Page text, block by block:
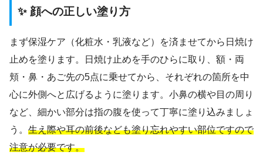
✨ 顔への正しい塗り方
まず保湿ケア（化粧水・乳液など）を済ませてから日焼け
止めを塗ります。日焼け止めを手のひらに取り、額・両
頬・鼻・あご先の5点に乗せてから、それぞれの箇所を中
心に外側へと広げるように塗ります。小鼻の横や目の周り
など、細かい部分は指の腹を使って丁寧に塗り込みましょ
う。 生え際や耳の前後なども塗り忘れやすい部位ですので
注意が必要です。